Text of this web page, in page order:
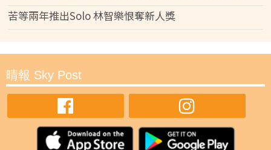
苦等兩年推出Solo 林智樂恨奪新人獎
晴報 Sky Post